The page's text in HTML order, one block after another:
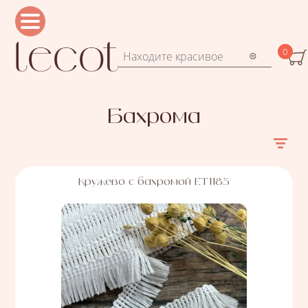
Перейти к основному содержанию
Форма поиска
Поиск 0
Бахрома
Кружево с бахромой ЕТ1183